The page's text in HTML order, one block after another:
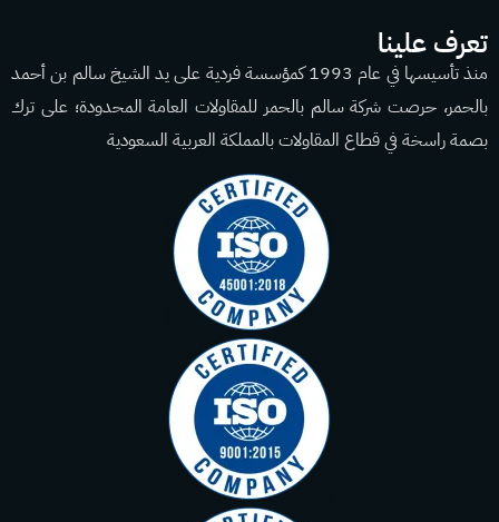
تعرف علينا
منذ تأسيسها في عام 1993 كمؤسسة فردية على يد الشيخ سالم بن أحمد
بالحمر، حرصت شركة سالم بالحمر للمقاولات العامة المحدودة؛ على ترك
بصمة راسخة في قطاع المقاولات بالمملكة العربية السعودية